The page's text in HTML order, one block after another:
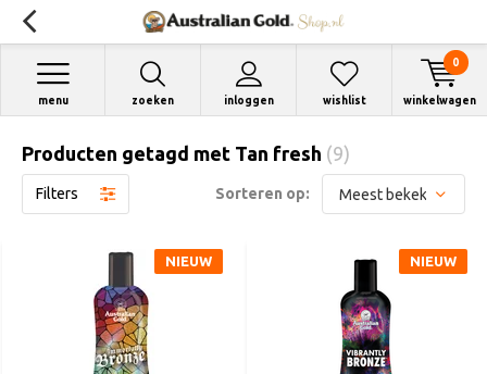
zoeken inloggen
menu wishlist winkelwagen
0
Producten getagd met Tan fresh (9)
Filters Sorteren op:
NIEUW NIEUW